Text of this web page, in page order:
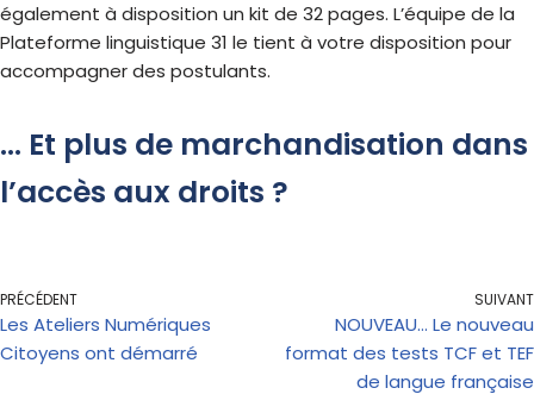
également à disposition un kit de 32 pages. L’équipe de la
Plateforme linguistique 31 le tient à votre disposition pour
accompagner des postulants.
… Et plus de marchandisation dans
l’accès aux droits ?
PRÉCÉDENT
Les Ateliers Numériques
Citoyens ont démarré
SUIVANT
NOUVEAU… Le nouveau
format des tests TCF et TEF
de langue française